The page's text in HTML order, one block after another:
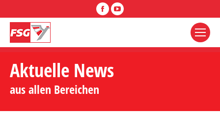
FacebookYouTube
Aktuelle News
aus allen Bereichen